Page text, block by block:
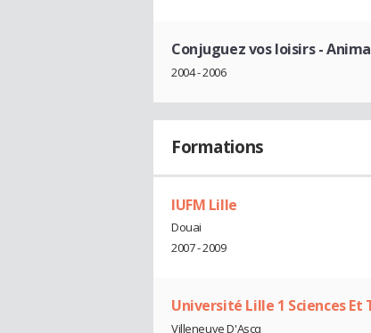
Conjuguez vos loisirs-
2004 - 2006
Formations
IUFM Lille
Douai
2007 - 2009
Université Lille 1 Sciences Et
Villeneuve D'Ascq